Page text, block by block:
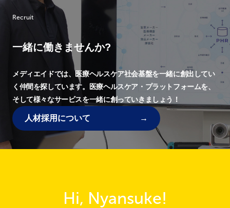
Recruit
一緒に働きませんか?
メディエイドでは、医療ヘルスケア社会基盤を一緒に創出してい
く仲間を探しています。
医療ヘルスケア・プラットフォームを、
そして様々なサービスを一緒に創っていきましょう！
人材採用について
Hi, Nyansuke!